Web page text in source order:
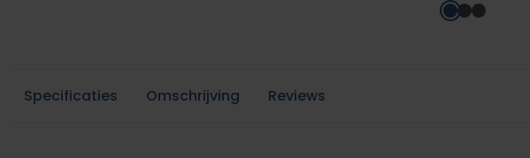
Specificaties Omschrijving Reviews